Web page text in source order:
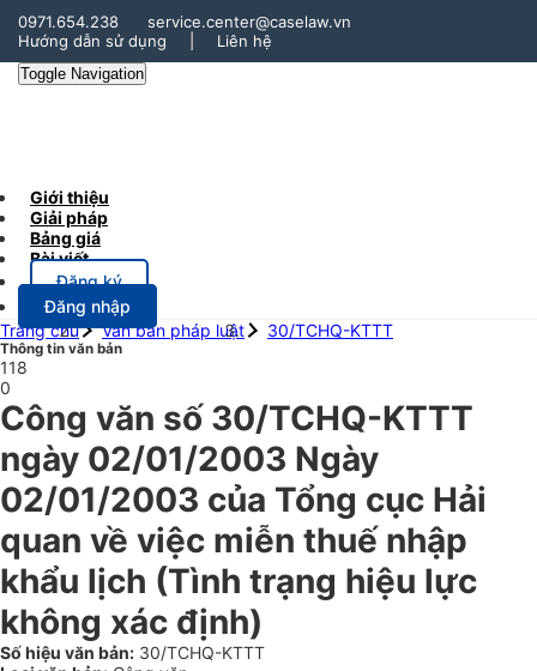
0971.654.238
service.center@caselaw.vn
Hướng dẫn sử dụng
Liên hệ
Toggle Navigation
Giới thiệu
Giải pháp
Bảng giá
Bài viết
Đăng ký
Đăng nhập
Trang chủ
Văn bản pháp luật 30/TCHQ-KTTT
Thông tin văn bản
118
0
Công văn số 30/TCHQ-KTTT
ngày 02/01/2003 Ngày
02/01/2003 của Tổng cục Hải
quan về việc miễn thuế nhập
khẩu lịch (Tình trạng hiệu lực
không xác định)
Số hiệu văn bản: 30/TCHQ-KTTT